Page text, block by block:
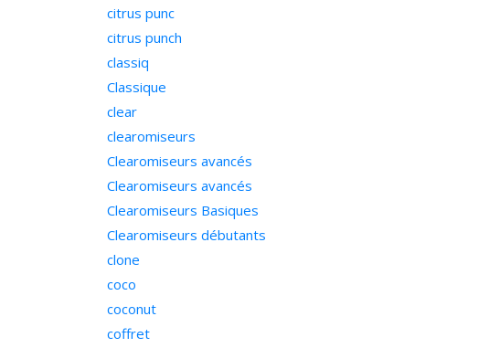
citrus punc
citrus punch
classiq
Classique
clear
clearomiseurs
Clearomiseurs avancés
Clearomiseurs avancés
Clearomiseurs Basiques
Clearomiseurs débutants
clone
coco
coconut
coffret